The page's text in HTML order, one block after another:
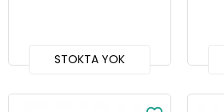
STOKTA YOK